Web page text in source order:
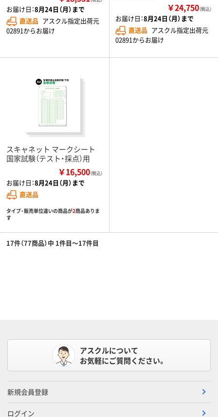
お届け日：8月24日（月）まで
直送品 アスクル指定出荷元
02891からお届け
￥24,750（税込）
お届け日：8月24日（月）まで
直送品 アスクル指定出荷元
02891からお届け
スキャネット マークシート
国家試験（テスト・採点）用
￥16,500（税込）
お届け日：8月24日（月）まで
直送品
タイプ・販売単位違いの商品が2商品ありま
す
17件（77商品）中 1件目～17件目
アスクルについて
お気軽にご質問ください。
新規会員登録
ログイン